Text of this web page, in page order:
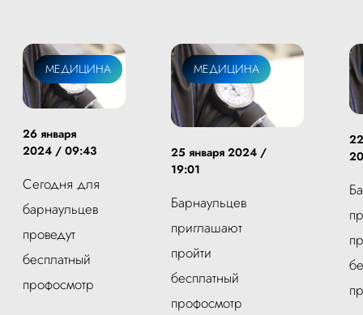
МЕДИЦИНА
26 января
2024 / 09:43
Сегодня для
барнаульцев
проведут
бесплатный
профосмотр
МЕДИЦИНА
25 января 2024 /
19:01
Барнаульцев
приглашают
пройти
бесплатный
профосмотр